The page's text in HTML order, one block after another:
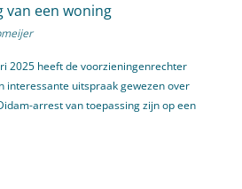
een woning
2025 heeft de voorzieningenrechter
interessante uitspraak gewezen over
arrest van toepassing zijn op een